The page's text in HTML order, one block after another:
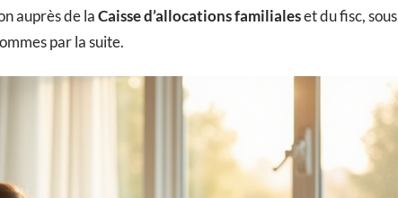
auprès de laCaisse d’allocations familialeset du fisc, sous
par la suite.